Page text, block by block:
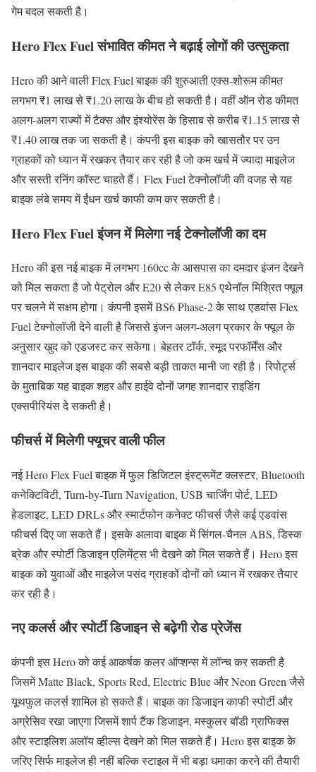
गेम बदल सकती है।
Hero Flex Fuel संभावित कीमत ने बढ़ाई लोगों की उत्सुकता
Hero की आने वाली Flex Fuel बाइक की शुरुआती एक्स-शोरूम कीमत
लगभग ₹1 लाख से ₹1.20 लाख के बीच हो सकती है। वहीं ऑन रोड कीमत
अलग-अलग राज्यों में टैक्स और इंश्योरेंस के हिसाब से करीब ₹1.15 लाख से
₹1.40 लाख तक जा सकती है। कंपनी इस बाइक को खासतौर पर उन
ग्राहकों को ध्यान में रखकर तैयार कर रही है जो कम खर्च में ज्यादा माइलेज
और सस्ती रनिंग कॉस्ट चाहते हैं। Flex Fuel टेक्नोलॉजी की वजह से यह
बाइक लंबे समय में ईंधन खर्च काफी कम कर सकती है।
Hero Flex Fuel इंजन में मिलेगा नई टेक्नोलॉजी का दम
Hero की इस नई बाइक में लगभग 160cc के आसपास का दमदार इंजन देखने
को मिल सकता है जो पेट्रोल और E20 से लेकर E85 एथेनॉल मिश्रित फ्यूल
पर चलने में सक्षम होगा। कंपनी इसमें BS6 Phase-2 के साथ एडवांस Flex
Fuel टेक्नोलॉजी देने वाली है जिससे इंजन अलग-अलग प्रकार के फ्यूल के
अनुसार खुद को एडजस्ट कर सकेगा। बेहतर टॉर्क, स्मूद परफॉर्मेंस और
शानदार माइलेज इस बाइक की सबसे बड़ी ताकत मानी जा रही है। रिपोर्ट्स
के मुताबिक यह बाइक शहर और हाईवे दोनों जगह शानदार राइडिंग
एक्सपीरियंस दे सकती है।
फीचर्स में मिलेगी फ्यूचर वाली फील
नई Hero Flex Fuel बाइक में फुल डिजिटल इंस्ट्रूमेंट क्लस्टर, Bluetooth
कनेक्टिविटी, Turn-by-Turn Navigation, USB चार्जिंग पोर्ट, LED
हेडलाइट, LED DRLs और स्मार्टफोन कनेक्ट फीचर्स जैसे कई एडवांस
फीचर्स दिए जा सकते हैं। इसके अलावा बाइक में सिंगल-चैनल ABS, डिस्क
ब्रेक और स्पोर्टी डिजाइन एलिमेंट्स भी देखने को मिल सकते हैं। Hero इस
बाइक को युवाओं और माइलेज पसंद ग्राहकों दोनों को ध्यान में रखकर तैयार
कर रही है।
नए कलर्स और स्पोर्टी डिजाइन से बढ़ेगी रोड प्रेजेंस
कंपनी इस Hero को कई आकर्षक कलर ऑप्शन्स में लॉन्च कर सकती है
जिसमें Matte Black, Sports Red, Electric Blue और Neon Green जैसे
यूथफुल कलर्स शामिल हो सकते हैं। बाइक का डिजाइन काफी स्पोर्टी और
अग्रेसिव रखा जाएगा जिसमें शार्प टैंक डिजाइन, मस्कुलर बॉडी ग्राफिक्स
और स्टाइलिश अलॉय व्हील्स देखने को मिल सकते हैं। Hero इस बाइक के
जरिए सिर्फ माइलेज ही नहीं बल्कि स्टाइल में भी बड़ा धमाका करने की तैयारी